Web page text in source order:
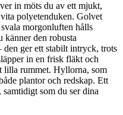
in möts du av ett mjukt,
polyetenduken. Golvet
morgonluften hålls
känner den robusta
ger ett stabilt intryck, trots
in en frisk fläkt och
lilla rummet. Hyllorna, som
plantor och redskap. Ett
som du ser dina